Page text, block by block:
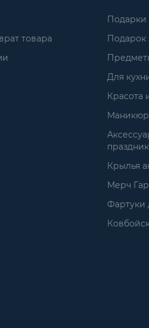
товара
Для
Красота
Крылья
Мерч
Фартуки